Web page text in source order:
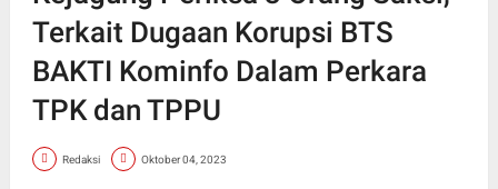
Terkait Dugaan Korupsi BTS
BAKTI Kominfo Dalam Perkara
TPK dan TPPU
Redaksi Oktober 04, 2023